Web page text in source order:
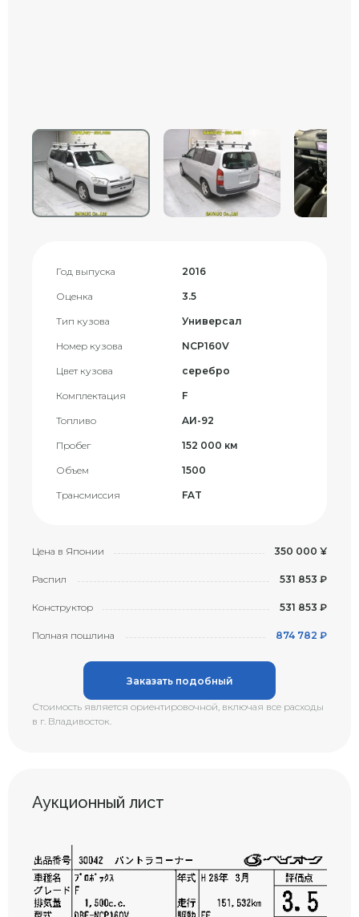
Год выпуска 2016
Оценка 3.5
Тип кузова Универсал
Номер кузова NCP160V
Цвет кузова серебро
Комплектация F
Топливо AИ-92
Пробег 152 000 км
Объем 1500
Трансмиссия FAT
Цена в Японии 350 000 ¥
Распил 531 853 ₽
Конструктор 531 853 ₽
Полная пошлина 874 782 ₽
Стоимость является ориентировочной, включая все расходы
в г. Владивосток.
Заказать подобный
Аукционный лист